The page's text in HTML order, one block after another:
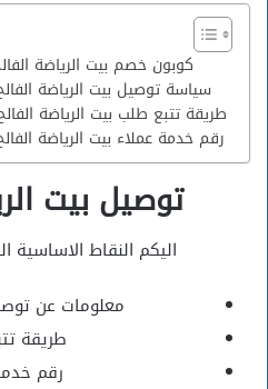
كوبون خصم بيت الرياضة
سياسة توصيل بيت الرياضة
طريقة تتبع طلب بيت الرياضة
رقم خدمة عملاء بيت الرياضة
توصيل بيت
اليكم النقاط
معلومات عن
طريقة
رقم